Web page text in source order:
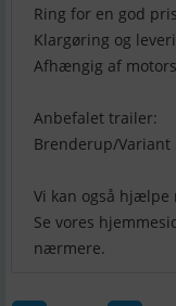
Ring for en god
Klargøring og
Afhængig af
Anbefalet trailer:
Brenderup/Variant
Vi kan også hjælpe
Se vores
nærmere.